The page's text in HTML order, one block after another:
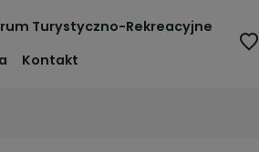
Turystyczno-Rekreacyjne
Kontakt